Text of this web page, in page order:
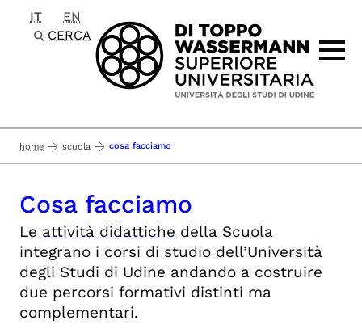
Passa al contenuto principale
IT
EN
CERCA
home scuola cosa facciamo
Cosa facciamo
Le attività didattiche della Scuola
integrano i corsi di studio dell’Università
degli Studi di Udine andando a costruire
due percorsi formativi distinti ma
complementari.